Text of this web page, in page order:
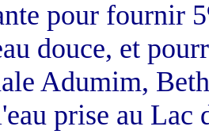
pour fournir
douce, et
Adumim,
prise au Lac